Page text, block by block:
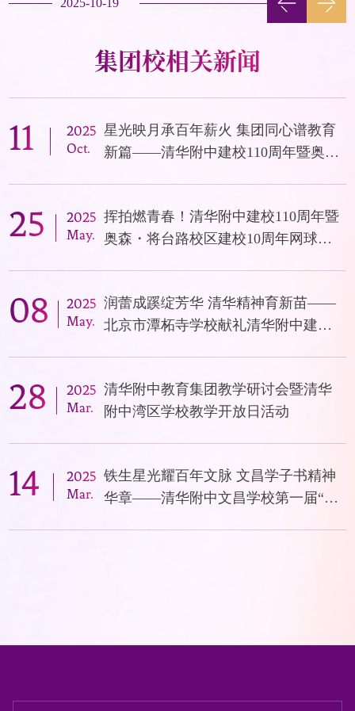
2025-10-19
集团校相关新闻
11
2025
Oct.
星光映月承百年薪火 集团同心谱教育
新篇——清华附中建校110周年暨奥
25
2025
May.
挥拍燃青春！清华附中建校110周年暨
奥森・将台路校区建校10周年网球邀
08
2025
May.
润蕾成蹊绽芳华 清华精神育新苗——
北京市潭柘寺学校献礼清华附中建校
28
2025
Mar.
清华附中教育集团教学研讨会暨清华
附中湾区学校教学开放日活动
14
2025
Mar.
铁生星光耀百年文脉 文昌学子书精神
华章——清华附中文昌学校第一届“史